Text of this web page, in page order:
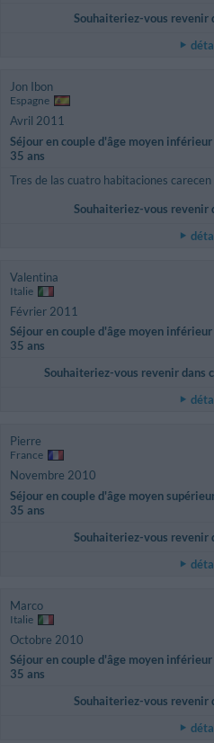
Souhaiteriez-vous revenir
Jon Ibon
Espagne
Avril 2011
Séjour en couple d'âge moyen inférieur
35 ans
Tres de las cuatro habitaciones
Souhaiteriez-vous revenir
Valentina
Italie
Février 2011
Séjour en couple d'âge moyen inférieur
35 ans
Souhaiteriez-vous revenir dans
Pierre
France
Novembre 2010
Séjour en couple d'âge moyen
35 ans
Souhaiteriez-vous revenir
Marco
Italie
Octobre 2010
Séjour en couple d'âge moyen inférieur
35 ans
Souhaiteriez-vous revenir